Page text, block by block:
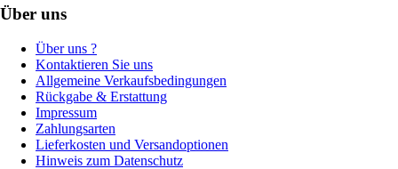
Über uns
Über uns ?
Kontaktieren Sie uns
Allgemeine Verkaufsbedingungen
Rückgabe & Erstattung
Impressum
Zahlungsarten
Lieferkosten und Versandoptionen
Hinweis zum Datenschutz